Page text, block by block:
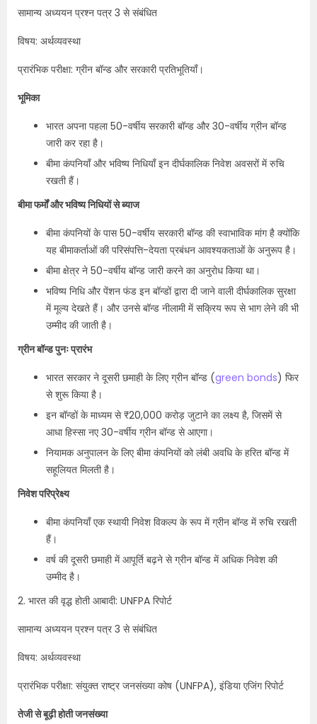
सामान्य अध्ययन प्रश्न पत्र 3 से संबंधित
विषय: अर्थव्यवस्था
प्रारंभिक परीक्षा: ग्रीन बॉन्ड और सरकारी प्रतिभूतियाँ।
भूमिका
भारत अपना पहला 50-वर्षीय सरकारी बॉन्ड और 30-वर्षीय ग्रीन बॉन्ड
जारी कर रहा है।
बीमा कंपनियाँ और भविष्य निधियाँ इन दीर्घकालिक निवेश अवसरों में रुचि
रखती हैं।
बीमा फर्मों और भविष्य निधियों से ब्याज
बीमा कंपनियों के पास 50-वर्षीय सरकारी बॉन्ड की स्वाभाविक मांग है क्योंकि
यह बीमाकर्ताओं की परिसंपत्ति-देयता प्रबंधन आवश्यकताओं के अनुरूप है।
बीमा क्षेत्र ने 50-वर्षीय बॉन्ड जारी करने का अनुरोध किया था।
भविष्य निधि और पेंशन फंड इन बॉन्डों द्वारा दी जाने वाली दीर्घकालिक सुरक्षा
में मूल्य देखते हैं। और उनसे बॉन्ड नीलामी में सक्रिय रूप से भाग लेने की भी
उम्मीद की जाती है।
ग्रीन बॉन्ड पुनः प्रारंभ
भारत सरकार ने दूसरी छमाही के लिए ग्रीन बॉन्ड (green bonds) फिर
से शुरू किया है।
इन बॉन्डों के माध्यम से ₹20,000 करोड़ जुटाने का लक्ष्य है, जिसमें से
आधा हिस्सा नए 30-वर्षीय ग्रीन बॉन्ड से आएगा।
नियामक अनुपालन के लिए बीमा कंपनियों को लंबी अवधि के हरित बॉन्ड में
सहूलियत मिलती है।
निवेश परिप्रेक्ष्य
बीमा कंपनियाँ एक स्थायी निवेश विकल्प के रूप में ग्रीन बॉन्ड में रुचि रखती
हैं।
वर्ष की दूसरी छमाही में आपूर्ति बढ़ने से ग्रीन बॉन्ड में अधिक निवेश की
उम्मीद है।
2. भारत की वृद्ध होती आबादी: UNFPA रिपोर्ट
सामान्य अध्ययन प्रश्न पत्र 3 से संबंधित
विषय: अर्थव्यवस्था
प्रारंभिक परीक्षा: संयुक्त राष्ट्र जनसंख्या कोष (UNFPA), इंडिया एजिंग रिपोर्ट
तेजी से बूढ़ी होती जनसंख्या